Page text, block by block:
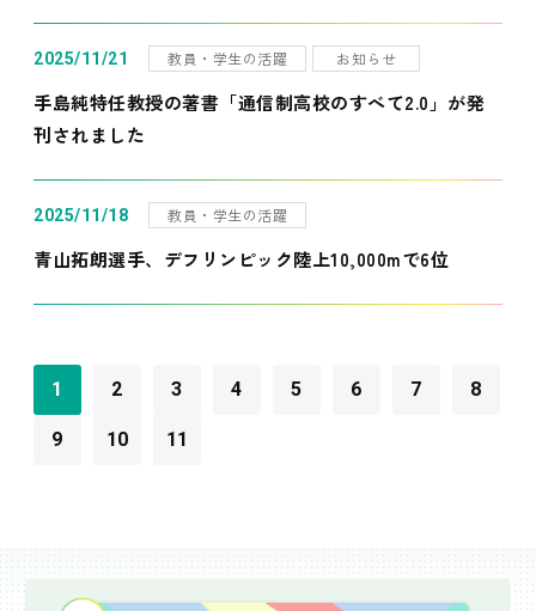
2025/11/21 教員・学生の活躍 お知らせ
手島純特任教授の著書「通信制高校のすべて2.0」が発
刊されました
2025/11/18 教員・学生の活躍
青山拓朗選手、デフリンピック陸上10,000mで6位
1 2 3 4 5 6 7 8
9 10 11